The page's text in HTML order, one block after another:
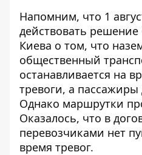
Напомним, что 1
действовать
Киева о том, что
общественный
останавливается на
тревоги, а
Однако маршрутки
Оказалось, что в
перевозчиками нет
время тревог.